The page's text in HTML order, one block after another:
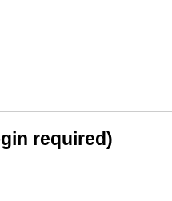
required)